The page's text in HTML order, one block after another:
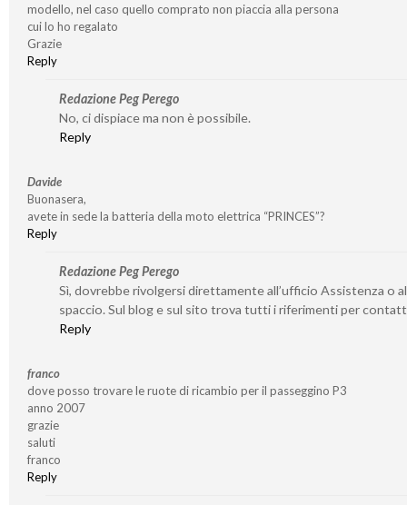
modello, nel caso quello comprato non piaccia alla persona
cui lo ho regalato
Grazie
Reply
Redazione Peg Perego
No, ci dispiace ma non è possibile.
Reply
Davide
Buonasera,
avete in sede la batteria della moto elettrica “PRINCES”?
Reply
Redazione Peg Perego
Sì, dovrebbe rivolgersi direttamente all’ufficio Assistenza o
spaccio. Sul blog e sul sito trova tutti i riferimenti per
Reply
franco
dove posso trovare le ruote di ricambio per il passeggino P3
anno 2007
grazie
saluti
franco
Reply